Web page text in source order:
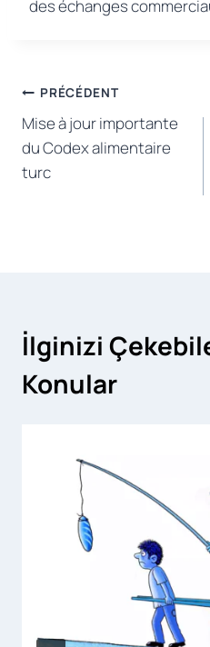
des échanges
Navigation
de
l’article
PRÉCÉDENT
Mise à jour importante
du Codex alimentaire
turc
İlginizi
Konular